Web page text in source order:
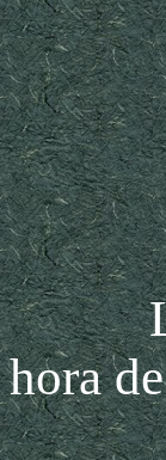
La
hora